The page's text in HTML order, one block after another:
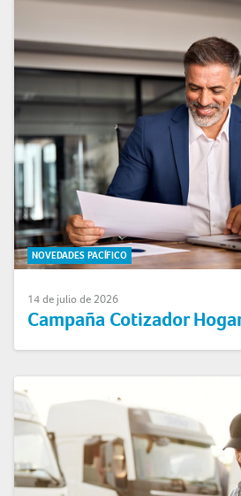
NOVEDADES PACÍFICO
14 de julio de 2026
Campaña Cotizador